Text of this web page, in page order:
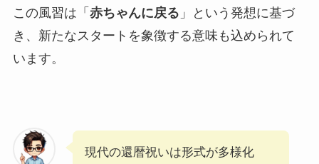
この風習は「 赤ちゃんに戻る 」という発想に基づ
き、新たなスタートを象徴する意味も込められて
います。
現代の還暦祝いは形式が多様化